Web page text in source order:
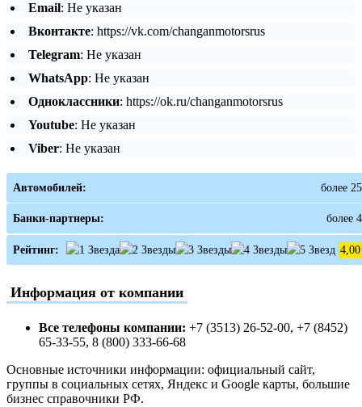
Email: Не указан
Вконтакте: https://vk.com/changanmotorsrus
Telegram: Не указан
WhatsApp: Не указан
Одноклассники: https://ok.ru/changanmotorsrus
Youtube: Не указан
Viber: Не указан
Автомобилей: более 25
Банки-партнеры: более 4
Рейтинг: 4,00
Информация от компании
Все телефоны компании: +7 (3513) 26-52-00, +7 (8452)
65-33-55, 8 (800) 333-66-68
Основные источники информации: официальный сайт,
группы в социальных сетях, Яндекс и Google карты, большие
бизнес справочники РФ.